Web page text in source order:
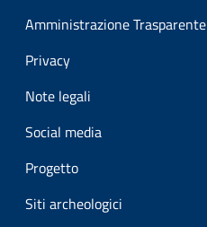
Amministrazione Trasparente
Privacy
Note legali
Social media
Progetto
Siti archeologici